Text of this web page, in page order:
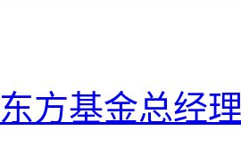
方基金总经